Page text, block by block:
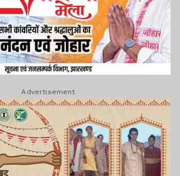
Advertisement